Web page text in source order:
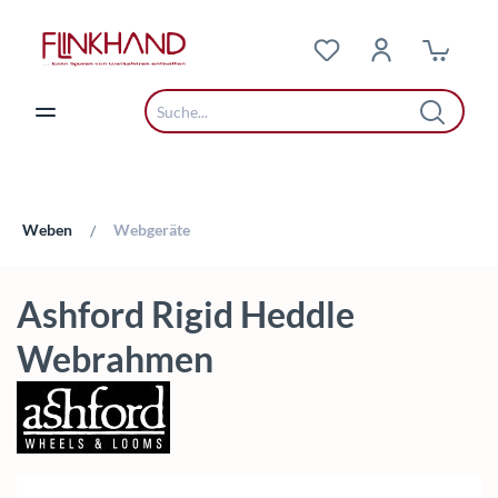
Weben / Webgeräte
Ashford Rigid Heddle
Webrahmen